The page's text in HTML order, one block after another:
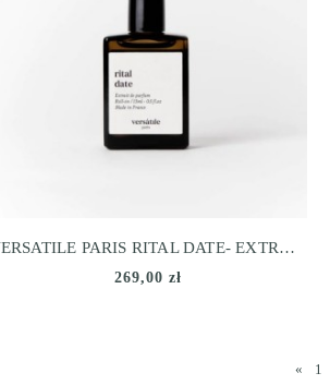
VERSATILE PARIS RITAL DATE- EXTRAIT DE PARFUM
269,00 zł
« 1